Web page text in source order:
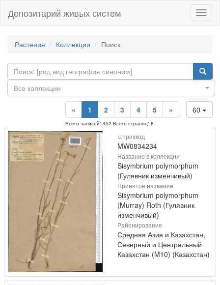
Депозитарий живых систем
Растения Коллекции Поиск
Все коллекции
60
« 1 2 3 4 5 »
Всего записей: 452 Всего страниц: 8
Штрихкод
MW0834234
Название в коллекции
Sisymbrium polymorphum
(Гулявник изменчивый)
Принятое название
Sisymbrium polymorphum
(Murray) Roth (Гулявник
изменчивый)
Районирование
Средняя Азия и Казахстан,
Северный и Центральный
Казахстан (M10) (Казахстан)